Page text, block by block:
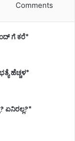
Comments
ಗೆ ಕರೆ*
ಹೆಚ್ಚಳ*
ಏನಿರಲ್ಲ?*